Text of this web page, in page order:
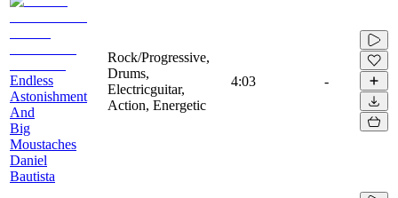
Endless
Astonishment
And
Big
Moustaches
Daniel
Bautista
Rock/Progressive,
Drums,
Electricguitar,
Action, Energetic
4:03 -